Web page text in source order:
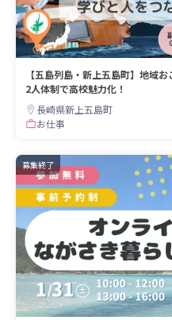
【五島列島・新上五島町】地域
2人体制で高校魅力化！
長崎県新上五島町
お仕事
募集終了